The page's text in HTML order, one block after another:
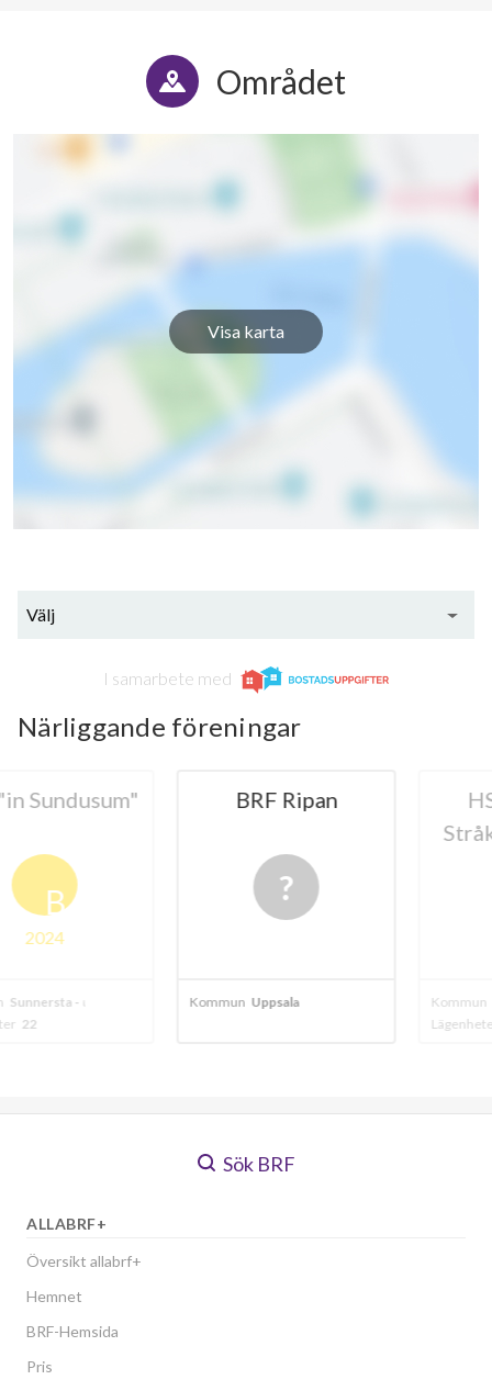
Området
Visa karta
Välj
I samarbete med
Närliggande föreningar
B
- uppsala
BRF Ripan
Kommun Uppsala
HSB
Stråken
Kommun
Lägenheter 172
Sök BRF
ALLABRF+
Översikt allabrf+
Hemnet
BRF-Hemsida
Pris